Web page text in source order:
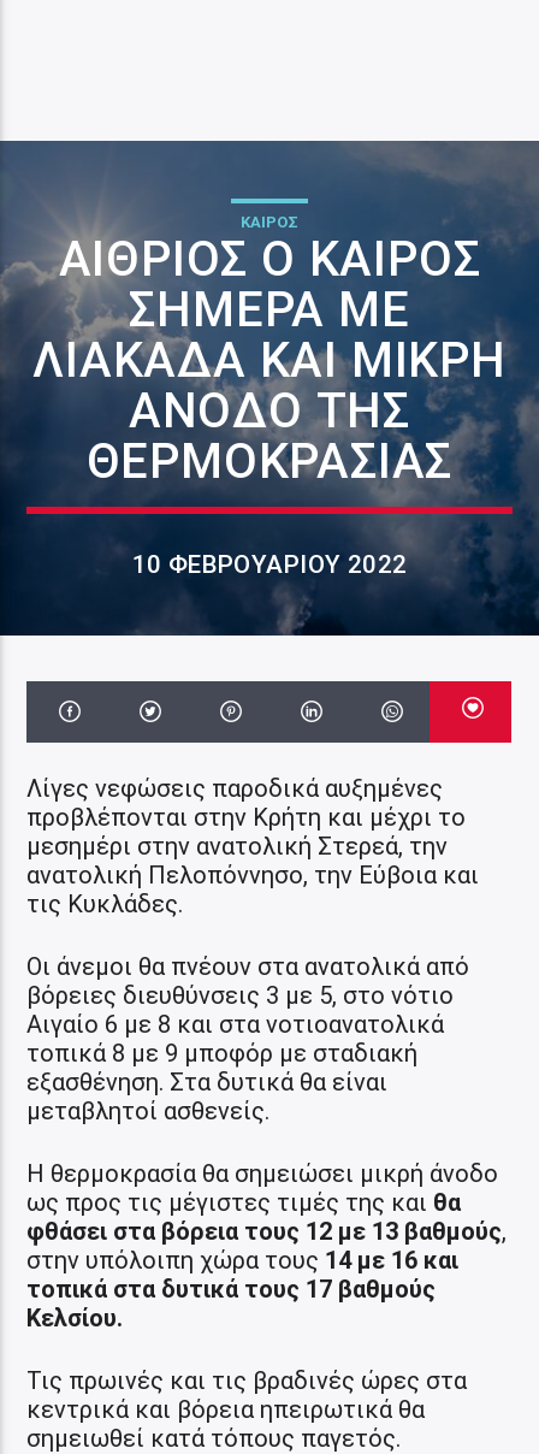
ΚΑΙΡΟΣ
ΑΊΘΡΙΟΣ Ο ΚΑΙΡΌΣ
ΣΉΜΕΡΑ ΜΕ
ΛΙΑΚΆΔΑ ΚΑΙ ΜΙΚΡΉ
ΆΝΟΔΟ ΤΗΣ
ΘΕΡΜΟΚΡΑΣΊΑΣ
10 ΦΕΒΡΟΥΑΡΊΟΥ 2022
Λίγες νεφώσεις παροδικά αυξημένες
προβλέπονται στην Κρήτη και μέχρι το
μεσημέρι στην ανατολική Στερεά, την
ανατολική Πελοπόννησο, την Εύβοια και
τις Κυκλάδες.
Οι άνεμοι θα πνέουν στα ανατολικά από
βόρειες διευθύνσεις 3 με 5, στο νότιο
Αιγαίο 6 με 8 και στα νοτιοανατολικά
τοπικά 8 με 9 μποφόρ με σταδιακή
εξασθένηση. Στα δυτικά θα είναι
μεταβλητοί ασθενείς.
Η θερμοκρασία θα σημειώσει μικρή άνοδο
ως προς τις μέγιστες τιμές της και θα
φθάσει στα βόρεια τους 12 με 13 βαθμούς,
στην υπόλοιπη χώρα τους 14 με 16 και
τοπικά στα δυτικά τους 17 βαθμούς
Κελσίου.
Τις πρωινές και τις βραδινές ώρες στα
κεντρικά και βόρεια ηπειρωτικά θα
σημειωθεί κατά τόπους παγετός.